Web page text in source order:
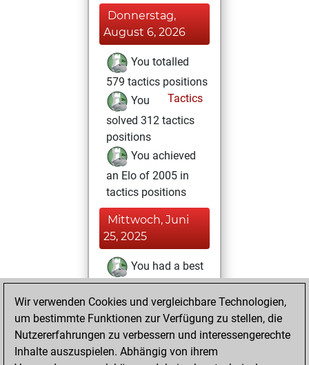
Donnerstag,
August 6, 2026
You totalled
579 tactics positions
Tactics
You
solved 312 tactics
positions
You achieved
an Elo of 2005 in
tactics positions
Mittwoch, Juni
25, 2025
You had a best
sprint of 26 positions
Tactics
Sonntag,
Juni 1, 2025
You created
Wir verwenden Cookies und vergleichbare Technologien,
um bestimmte Funktionen zur Verfügung zu stellen, die
Nutzererfahrungen zu verbessern und interessengerechte
Inhalte auszuspielen. Abhängig von ihrem